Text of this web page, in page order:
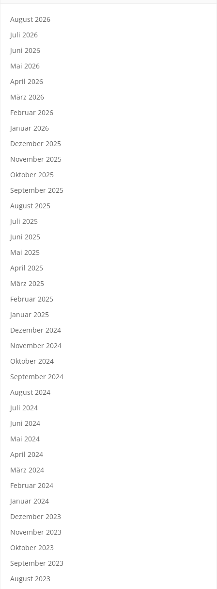
August 2026
Juli 2026
Juni 2026
Mai 2026
April 2026
März 2026
Februar 2026
Januar 2026
Dezember 2025
November 2025
Oktober 2025
September 2025
August 2025
Juli 2025
Juni 2025
Mai 2025
April 2025
März 2025
Februar 2025
Januar 2025
Dezember 2024
November 2024
Oktober 2024
September 2024
August 2024
Juli 2024
Juni 2024
Mai 2024
April 2024
März 2024
Februar 2024
Januar 2024
Dezember 2023
November 2023
Oktober 2023
September 2023
August 2023